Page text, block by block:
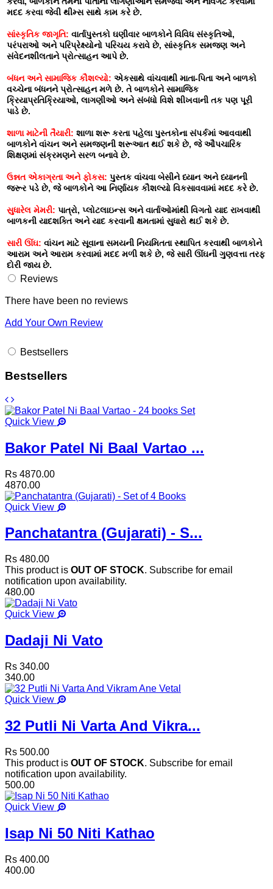
મદદ કરવા જેવી થીમ્સ સાથે કામ કરે છે.
સાંસ્કૃતિક જાગૃતિ: વાર્તાપુસ્તકો ઘણીવાર બાળકોને વિવિધ સંસ્કૃતિઓ,
પરંપરાઓ અને પરિપ્રેક્ષ્યોનો પરિચય કરાવે છે, સાંસ્કૃતિક સમજણ અને
સંવેદનશીલતાને પ્રોત્સાહન આપે છે.
બંધન અને સામાજિક કૌશલ્યો: એકસાથે વાંચવાથી માતા-પિતા અને બાળકો
વચ્ચેના બંધનને પ્રોત્સાહન મળે છે. તે બાળકોને સામાજિક
ક્રિયાપ્રતિક્રિયાઓ, લાગણીઓ અને સંબંધો વિશે શીખવાની તક પણ પૂરી
પાડે છે.
શાળા માટેની તૈયારી: શાળા શરૂ કરતા પહેલા પુસ્તકોના સંપર્કમાં આવવાથી
બાળકોને વાંચન અને સમજણની શરૂઆત થઈ શકે છે, જે ઔપચારિક
શિક્ષણમાં સંક્રમણને સરળ બનાવે છે.
ઉન્નત એકાગ્રતા અને ફોકસ: પુસ્તક વાંચવા બેસીને ધ્યાન અને ધ્યાનની
જરૂર પડે છે, જે બાળકોને આ નિર્ણાયક કૌશલ્યો વિકસાવવામાં મદદ કરે છે.
સુધારેલ મેમરી: પાત્રો, પ્લોટલાઇન્સ અને વાર્તાઓમાંથી વિગતો યાદ રાખવાથી
બાળકની યાદશક્તિ અને યાદ કરવાની ક્ષમતામાં સુધારો થઈ શકે છે.
સારી ઊંઘ: વાંચન માટે સૂવાના સમયની નિયમિતતા સ્થાપિત કરવાથી બાળકોને
આરામ અને આરામ કરવામાં મદદ મળી શકે છે, જે સારી ઊંઘની ગુણવત્તા તરફ
દોરી જાય છે.
Reviews
There have been no reviews
Add Your Own Review
Bestsellers
Bestsellers
Quick View
Bakor Patel Ni Baal Vartao ...
Rs 4870.00
4870.00
Quick View
Panchatantra (Gujarati) - S...
Rs 480.00
This product is OUT OF STOCK. Subscribe for email
notification upon availability.
480.00
Quick View
Dadaji Ni Vato
Rs 340.00
340.00
Quick View
32 Putli Ni Varta And Vikra...
Rs 500.00
This product is OUT OF STOCK. Subscribe for email
notification upon availability.
500.00
Quick View
Isap Ni 50 Niti Kathao
Rs 400.00
400.00